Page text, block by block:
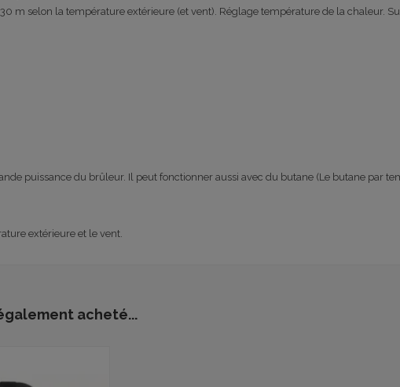
m selon la température extérieure (et vent). Réglage température de la chaleur.
puissance du brûleur. I l peut fonctionner aussi avec du butane (Le butane par
extérieure et le vent.
acheté...